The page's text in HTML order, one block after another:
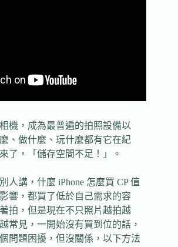
機，成為最普遍的拍照設備以
、做什麼、玩什麼都有它在紀
了，「儲存空間不足！」。
人講，什麼 iPhone 怎麼買 CP 值
響，都買了低於自己需求的容
拍，但是現在不只照片越拍越
常見，一開始沒有買到位的話，
問題困擾，但沒關係，以下方法